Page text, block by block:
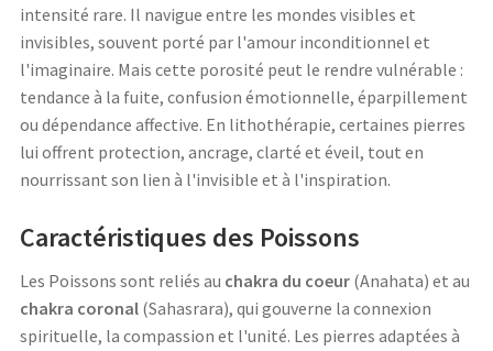
intensité rare. Il navigue entre les mondes visibles et
invisibles, souvent porté par l'amour inconditionnel et
l'imaginaire. Mais cette porosité peut le rendre vulnérable :
tendance à la fuite, confusion émotionnelle, éparpillement
ou dépendance affective. En lithothérapie, certaines pierres
lui offrent protection, ancrage, clarté et éveil, tout en
nourrissant son lien à l'invisible et à l'inspiration.
Caractéristiques des Poissons
Les Poissons sont reliés au chakra du coeur (Anahata) et au
chakra coronal (Sahasrara), qui gouverne la connexion
spirituelle, la compassion et l'unité. Les pierres adaptées à